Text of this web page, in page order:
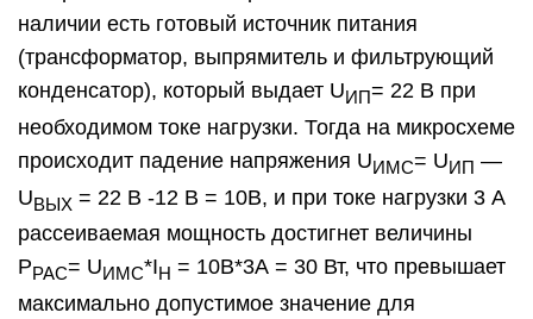
наличии есть готовый источник питания
(трансформатор, выпрямитель и фильтрующий
конденсатор), который выдает UИП= 22 В при
необходимом токе нагрузки. Тогда на микросхеме
происходит падение напряжения UИМС= UИП —
UВЫХ = 22 В -12 В = 10В, и при токе нагрузки 3 А
рассеиваемая мощность достигнет величины
РРАС= UИМС*IН = 10В*3А = 30 Вт, что превышает
максимально допустимое значение для